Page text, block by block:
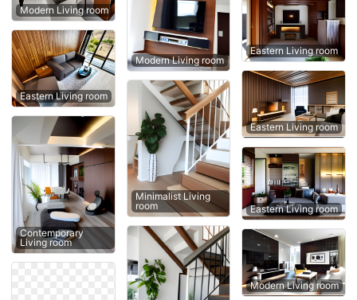
Modern Living room
Eastern Living room
Contemporary
Living room
Modern Living room
Minimalist Living
room
Eastern Living room
Eastern Living room
Eastern Living room
Modern Living room